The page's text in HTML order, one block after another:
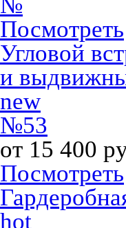
Посмотреть
Угловой
и
new
№53
от 15 400
Посмотреть
hot